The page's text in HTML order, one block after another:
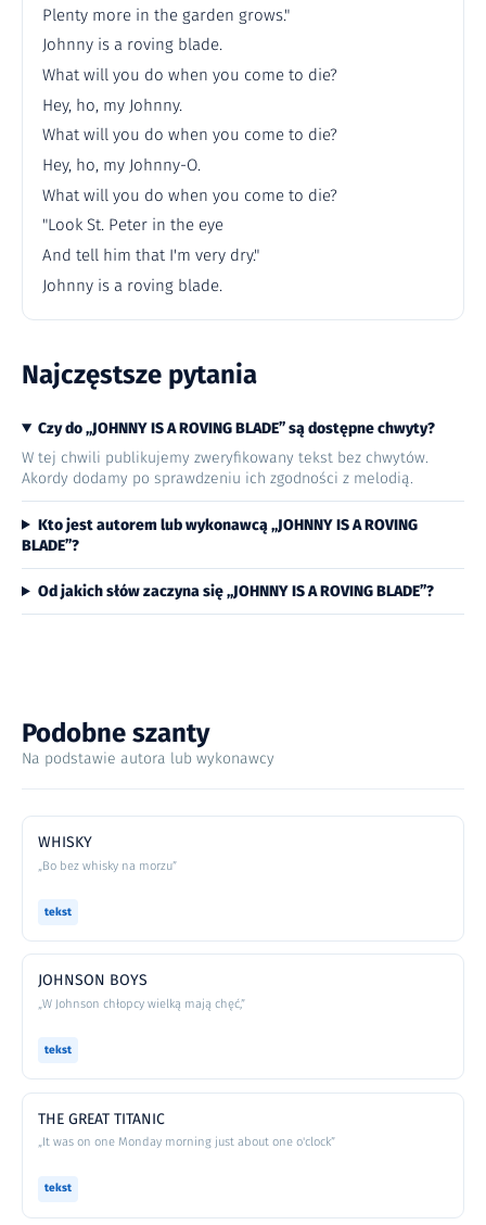
Plenty more in the garden grows."
Johnny is a roving blade.
What will you do when you come to die?
Hey, ho, my Johnny.
What will you do when you come to die?
Hey, ho, my Johnny-O.
What will you do when you come to die?
"Look St. Peter in the eye
And tell him that I'm very dry."
Johnny is a roving blade.
Najczęstsze pytania
Czy do „JOHNNY IS A ROVING BLADE” są dostępne chwyty?
W tej chwili publikujemy zweryfikowany tekst bez chwytów.
Akordy dodamy po sprawdzeniu ich zgodności z melodią.
Kto jest autorem lub wykonawcą „JOHNNY IS A ROVING
BLADE”?
Od jakich słów zaczyna się „JOHNNY IS A ROVING BLADE”?
Podobne szanty
Na podstawie autora lub wykonawcy
WHISKY
„Bo bez whisky na morzu”
tekst
JOHNSON BOYS
„W Johnson chłopcy wielką mają chęć,”
tekst
THE GREAT TITANIC
„It was on one Monday morning just about one o'clock”
tekst